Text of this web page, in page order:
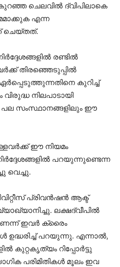
കുറഞ്ഞ ചെലവില്‍ ദ്വിപിലാകെ
എന്ന
ചെയ്തത്.
രണ്ടില്‍
തിരഞ്ഞെടുപ്പില്‍
കുറിച്ച്
വിരുദ്ധ നിലപാടായി
പല സംസ്ഥാനങ്ങളിലും ഈ
ഈ നിയമം
പറയുന്നുണ്ടെന്ന
വെച്ചു.
പ്രിവന്‍ഷന്‍ ആക്ട്
ലക്ഷദ്വീപില്‍
ഇവര്‍ ക്രൈം
പറയുന്നു. എന്നാല്‍,
കുറ്റകൃത്യം റിപ്പോര്‍ട്ടു
പരിമിതികള്‍ മൂലം ഇവ